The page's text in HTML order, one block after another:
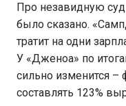
Про незавидную
было сказано.
тратит на одни
У «Дженоа» по
сильно изменится –
составлять 123%